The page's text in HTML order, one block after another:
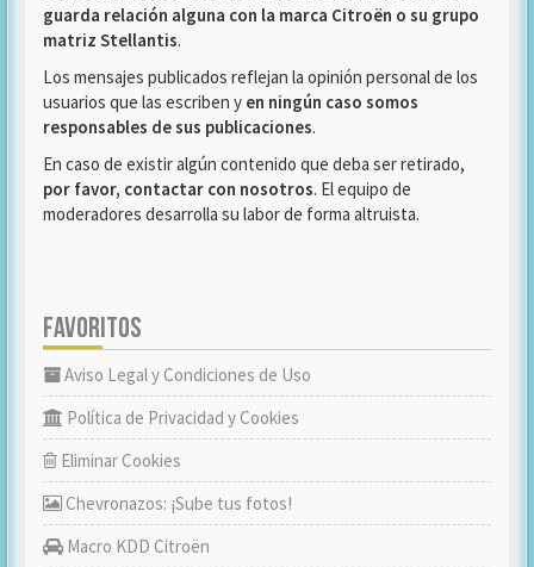
guarda relación alguna con la marca Citroën o su grupo
matriz Stellantis.
Los mensajes publicados reflejan la opinión personal de los
usuarios que las escriben y en ningún caso somos
responsables de sus publicaciones.
En caso de existir algún contenido que deba ser retirado,
por favor, contactar con nosotros. El equipo de
moderadores desarrolla su labor de forma altruista.
FAVORITOS
Aviso Legal y Condiciones de Uso
Política de Privacidad y Cookies
Eliminar Cookies
Chevronazos: ¡Sube tus fotos!
Macro KDD Citroën